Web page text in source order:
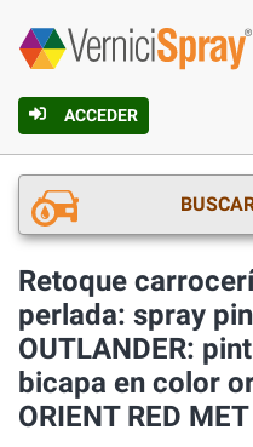
ACCEDER
Retoque
perlada: spray
OUTLANDER:
bicapa en color
ORIENT RED MET